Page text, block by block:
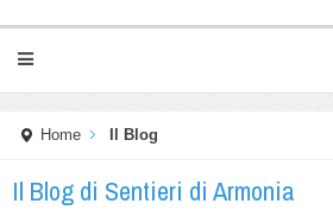
Home Il Blog
Il Blog di Sentieri di Armonia